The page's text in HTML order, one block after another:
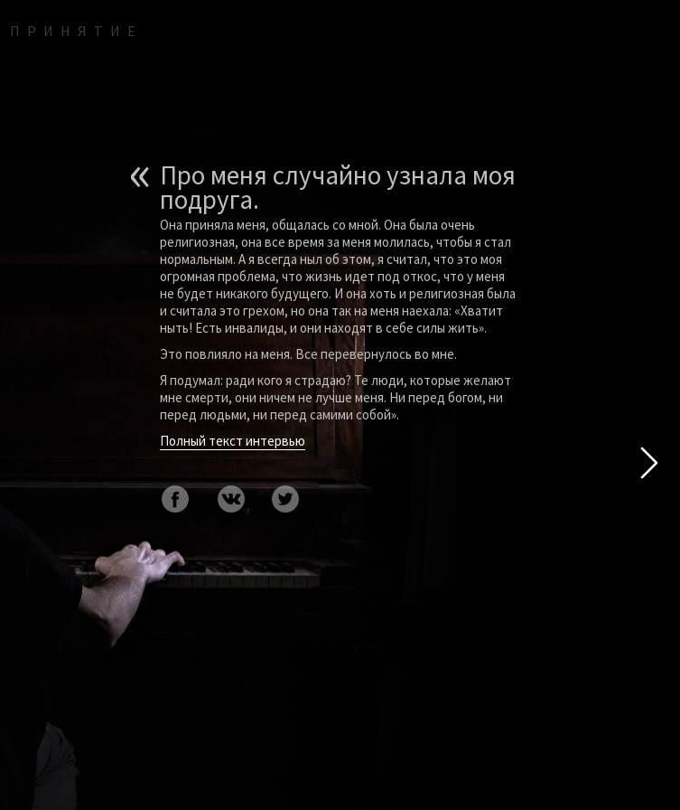
ПРИНЯТИ Е
Про меня случайно узнала моя
подруга.
Она приняла меня, общалась со мной. Она была очень
религиозная, она все время за меня молилась, чтобы я стал
нормальным. А я всегда ныл об этом, я считал, что это моя
огромная проблема, что жизнь идет под откос, что у меня
не будет никакого будущего. И она хоть и религиозная была
и считала это грехом, но она так на меня наехала: «Хватит
ныть! Есть инвалиды, и они находят в себе силы жить».
Это повлияло на меня. Все перевернулось во мне.
Я подумал: ради кого я страдаю? Те люди, которые желают
мне смерти, они ничем не лучше меня. Ни перед богом, ни
перед людьми, ни перед самими собой».
Полный текст интервью
«